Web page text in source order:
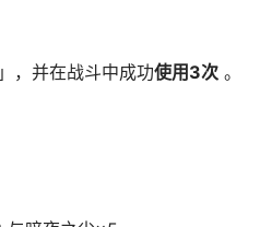
」，并在战斗中成功使用3次